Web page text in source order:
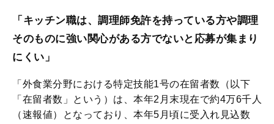
「キッチン職は、調理師免許を持っている方や調理
そのものに強い関心がある方でないと応募が集まり
にくい」
「外食業分野における特定技能1号の在留者数（以下
「在留者数」という）は、本年2月末現在で約4万6千人
（速報値）となっており、本年5月頃に受入れ見込数